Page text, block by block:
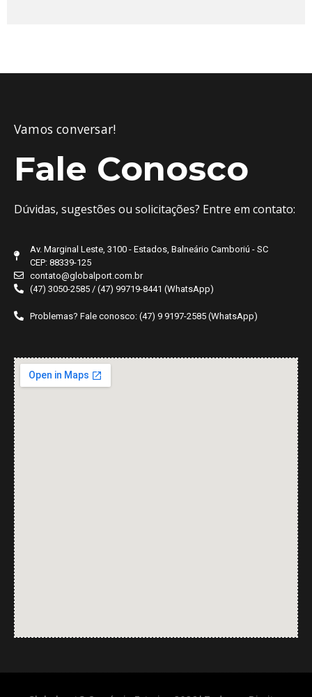
Vamos conversar!
Fale Conosco
Dúvidas, sugestões ou solicitações? Entre em contato:
Av. Marginal Leste, 3100 - Estados, Balneário Camboriú - SC
CEP: 88339-125
contato@globalport.com.br
(47) 3050-2585 / (47) 99719-8441 (WhatsApp)
Problemas? Fale conosco: (47) 9 9197-2585 (WhatsApp)